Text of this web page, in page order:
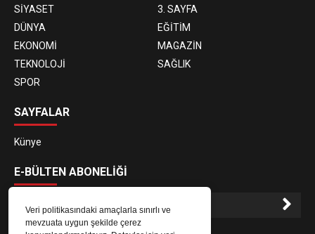
Veri politikasındaki amaçlarla sınırlı ve
mevzuata uygun şekilde çerez
SİYASET
3. SAYFA
DÜNYA
EĞİTİM
EKONOMİ
MAGAZİN
TEKNOLOJİ
SAĞLIK
SPOR
SAYFALAR
Künye
E-BÜLTEN ABONELİĞİ
E-Bülten aboneliği ile haberlere daha hızlı erişin.